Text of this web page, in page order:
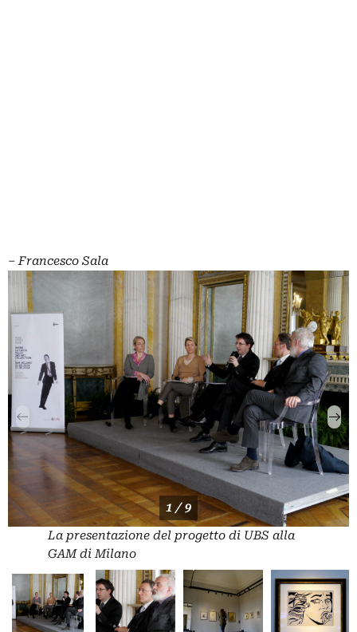
– Francesco Sala
1 / 9
La presentazione del progetto di UBS alla
GAM di Milano